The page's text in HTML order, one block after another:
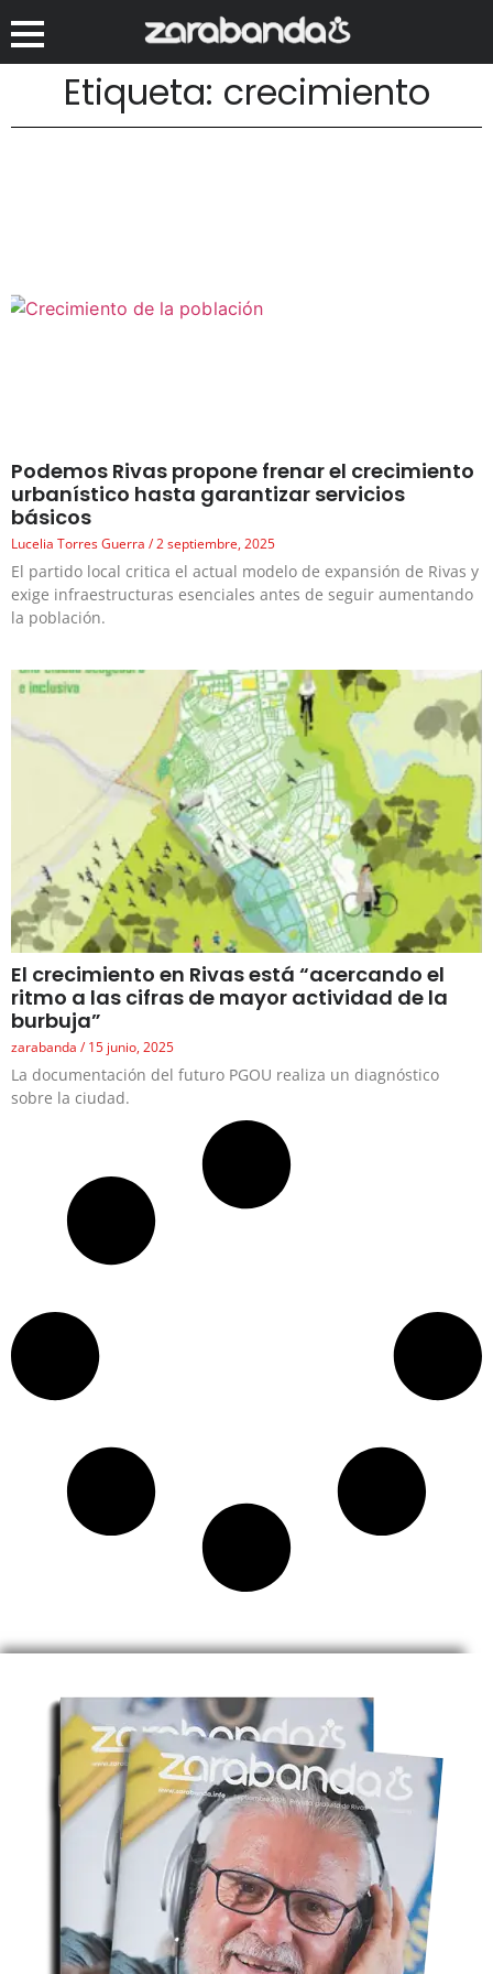
Etiqueta: crecimiento
Podemos Rivas propone frenar el crecimiento
urbanístico hasta garantizar servicios
básicos
Lucelia Torres Guerra 2 septiembre, 2025
El partido local critica el actual modelo de expansión de Rivas y
exige infraestructuras esenciales antes de seguir aumentando
la población.
El crecimiento en Rivas está “acercando el
ritmo a las cifras de mayor actividad de la
burbuja”
zarabanda 15 junio, 2025
La documentación del futuro PGOU realiza un diagnóstico
sobre la ciudad.